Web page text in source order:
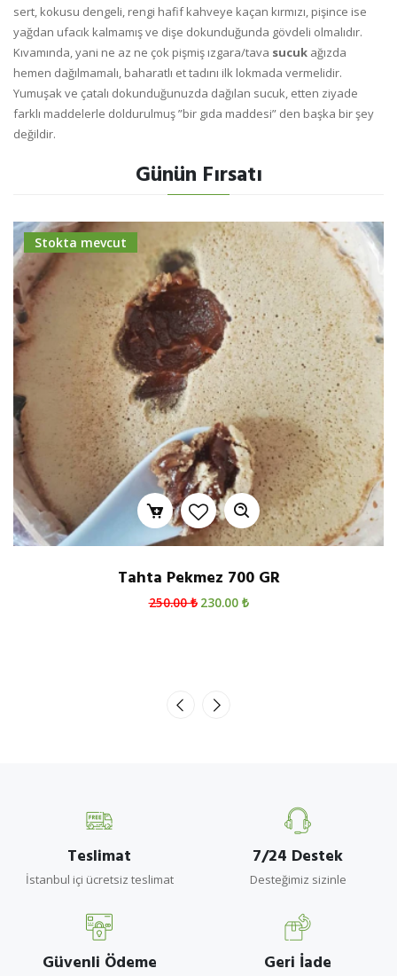
sert, kokusu dengeli, rengi hafif kahveye kaçan kırmızı, pişince ise
yağdan ufacık kalmamış ve dişe dokunduğunda gövdeli olmalıdır.
Kıvamında, yani ne az ne çok pişmiş ızgara/tava sucuk ağızda
hemen dağılmamalı, baharatlı et tadını ilk lokmada vermelidir.
Yumuşak ve çatalı dokunduğunuzda dağılan sucuk, etten ziyade
farklı maddelerle doldurulmuş ”bir gıda maddesi” den başka bir şey
değildir.
Günün Fırsatı
Stokta mevcut
Tahin Helva 1 KG
220.00 ₺ 190.00 ₺
Teslimat
İstanbul içi ücretsiz teslimat
7/24 Destek
Desteğimiz sizinle
Güvenli Ödeme Geri İade